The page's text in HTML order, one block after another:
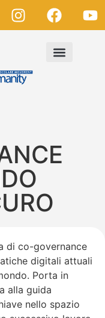
di co-governance
digitali attuali
Porta in
alla guida
nello spazio